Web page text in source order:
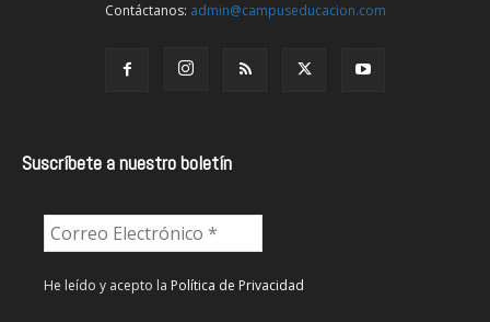
Contáctanos: admin@campuseducacion.com
Suscríbete a nuestro boletín
He leído y acepto la Política de Privacidad